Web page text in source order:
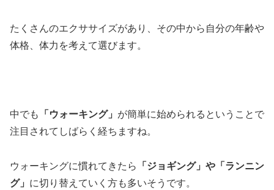
たくさんのエクササイズがあり、その中から自分の年齢や
体格、体力を考えて選びます。
中でも 「ウォーキング」 が簡単に始められるということで
注目されてしばらく経ちますね。
ウォーキングに慣れてきたら
「ジョギング」や「ランニン
グ」 に切り替えていく方も多いそうです。